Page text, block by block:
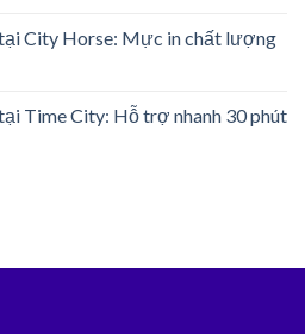
City Horse: Mực in chất lượng
Time City: Hỗ trợ nhanh 30 phút